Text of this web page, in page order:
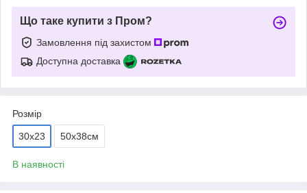
Що таке купити з Пром?
Замовлення під захистом
Доступна доставка
Розмір
30x23 50x38cм
В наявності